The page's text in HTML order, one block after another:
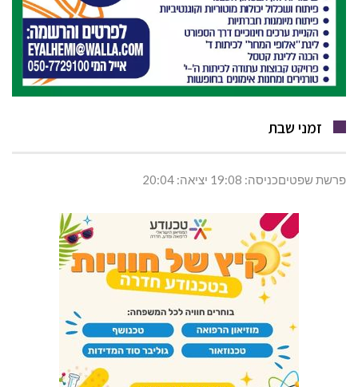
זמני שבת
פרשת שפטיםכניסה: 19:08 יציאה: 20:04